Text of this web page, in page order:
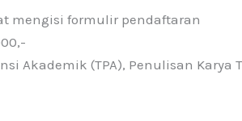
mengisi formulir pendaftaran
Akademik (TPA), Penulisan